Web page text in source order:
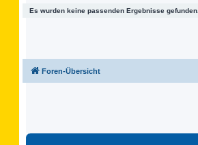
Es wurden keine passenden Ergebnisse gefunden.
Foren-Übersicht